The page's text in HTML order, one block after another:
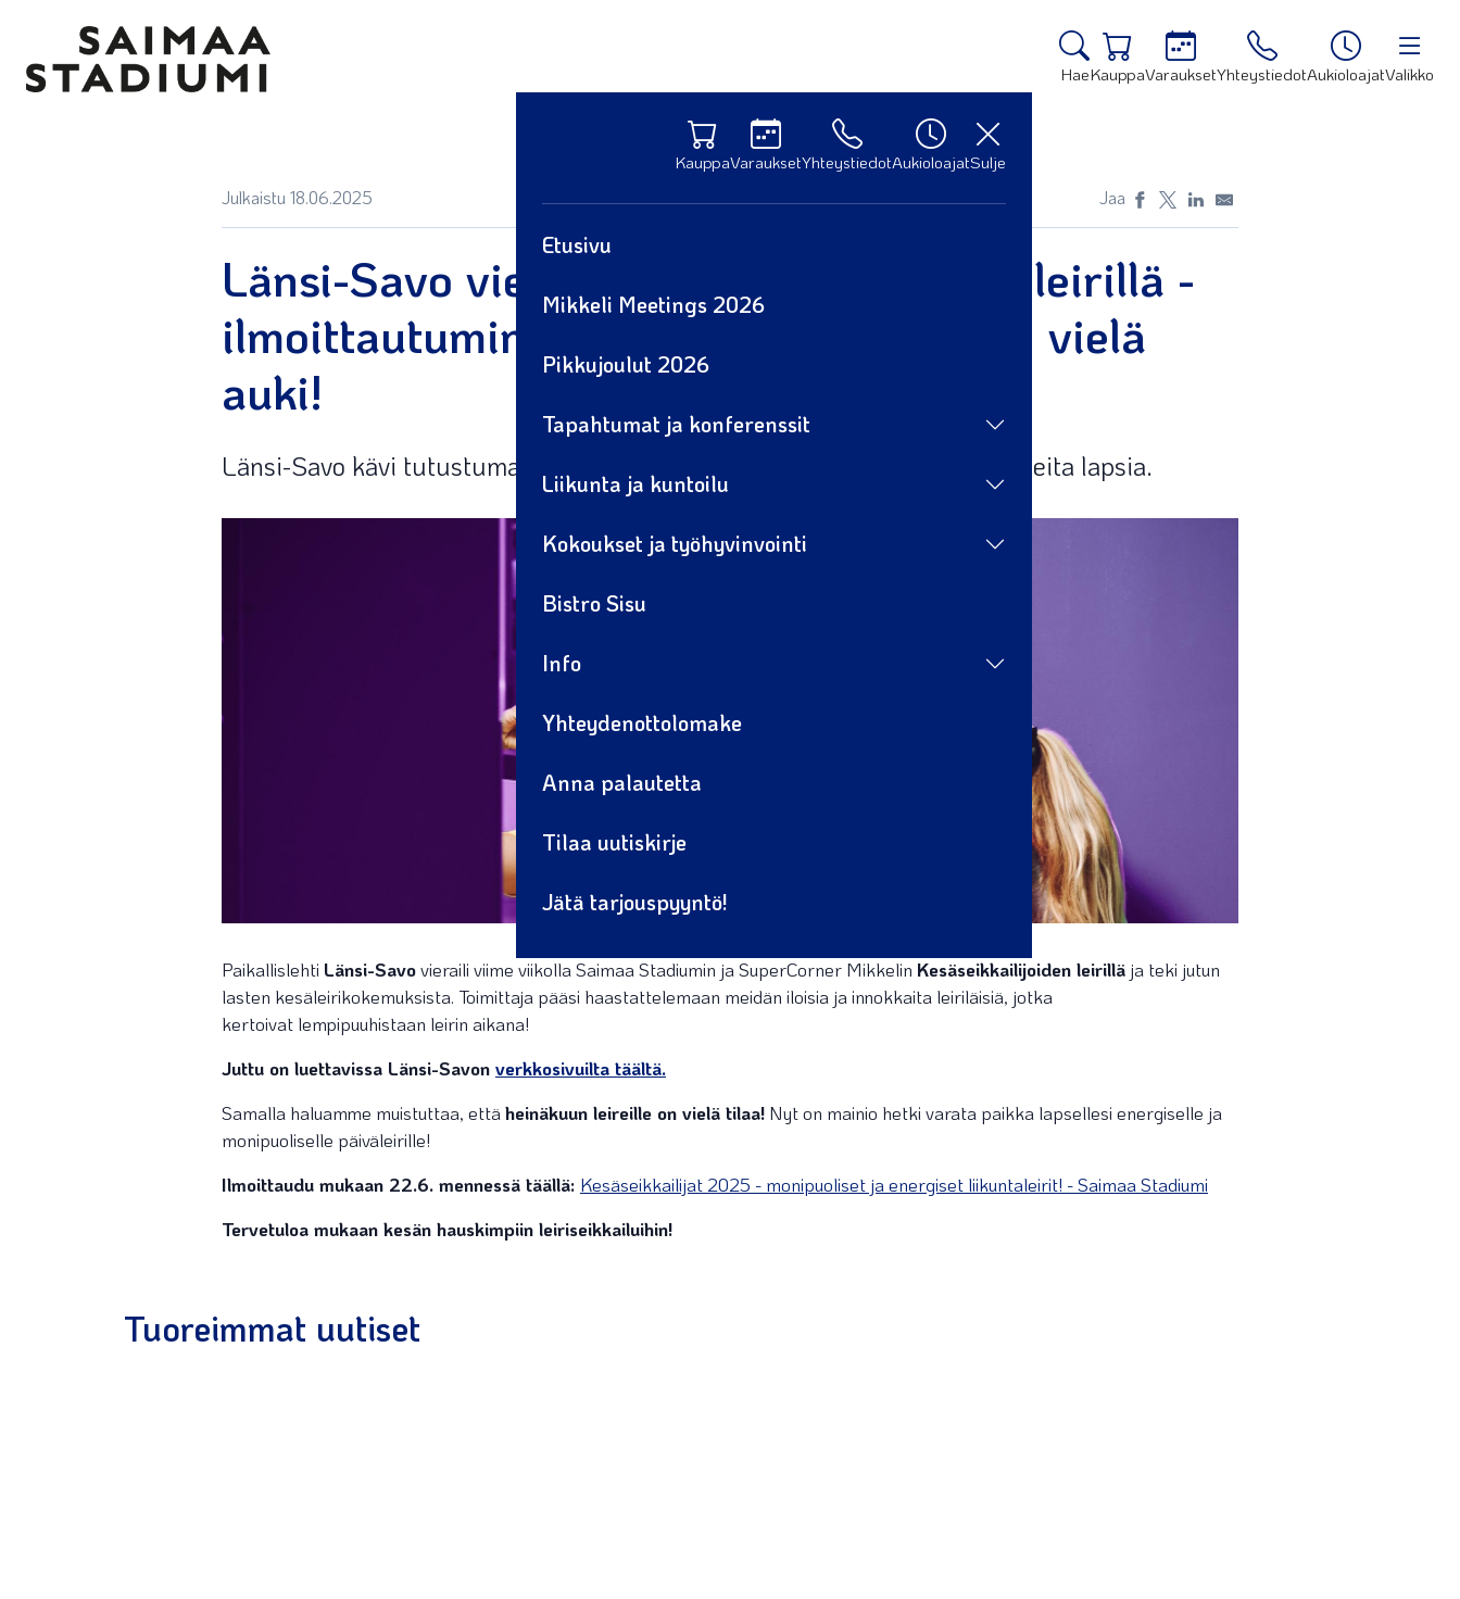
HaeKauppaVarauksetYhteystiedotAukioloajatValikko
KauppaVarauksetYhteystiedotAukioloajatSulje
Etusivu
Mikkeli Meetings 2026
Pikkujoulut 2026
Tapahtumat ja konferenssit
Liikunta ja kuntoilu
Kokoukset ja työhyvinvointi
Bistro Sisu
Info
Yhteydenottolomake
Anna palautetta
Tilaa uutiskirje
Jätä tarjouspyyntö!
Julkaistu 18.06.2025 Jaa
Länsi-Savo vieraili Kesäseikkailijoiden leirillä -
ilmoittautuminen heinäkuun leireille on vielä
auki!
Länsi-Savo kävi tutustumassa kesäleiriin ja haastattelemassa mukana olleita lapsia.
Paikallislehti Länsi-Savovieraili viime viikolla Saimaa Stadiumin ja SuperCorner Mikkelin Kesäseikkailijoiden leirillä ja teki jutun
lasten kesäleirikokemuksista. Toimittaja pääsi haastattelemaan meidän iloisia ja innokkaita leiriläisiä, jotka
kertoivat lempipuuhistaan leirin aikana!
Juttu on luettavissa Länsi-Savon verkkosivuilta täältä.
Samalla haluamme muistuttaa, että heinäkuun leireille on vielä tilaa! Nyt on mainio hetki varata paikka lapsellesi energiselle ja
monipuoliselle päiväleirille!
Ilmoittaudu mukaan 22.6. mennessä täällä: Kesäseikkailijat 2025 - monipuoliset ja energiset liikuntaleirit! - Saimaa Stadiumi
Tervetuloa mukaan kesän hauskimpiin leiriseikkailuihin!
Tuoreimmat uutiset